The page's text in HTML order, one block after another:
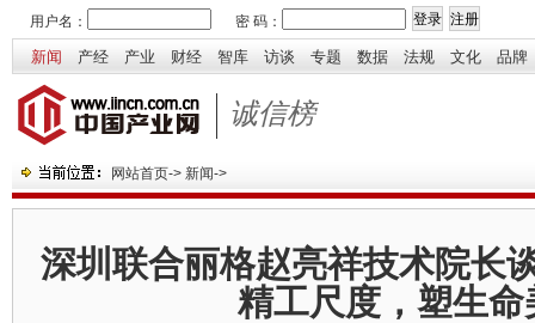
用户名： 密 码：
新闻 产经 产业 财经 智库 访谈 专题 数据 法规 文化 品牌
诚信榜
网站首页-> 新闻->
深圳联合丽格赵亮祥技术院
精工尺度，塑生命